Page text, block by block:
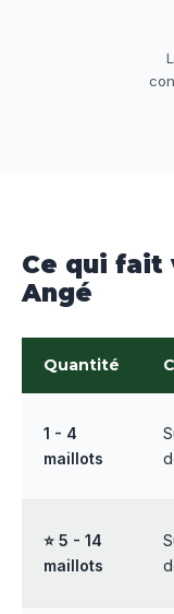
Ce qui fait
Angé
Quantité
1 - 4
maillots
⭐ 5 - 14
maillots